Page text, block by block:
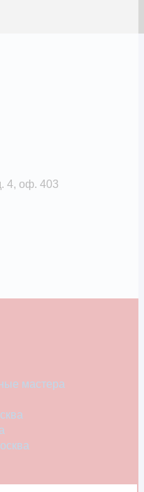
4, оф. 403
мастера
его в списке)